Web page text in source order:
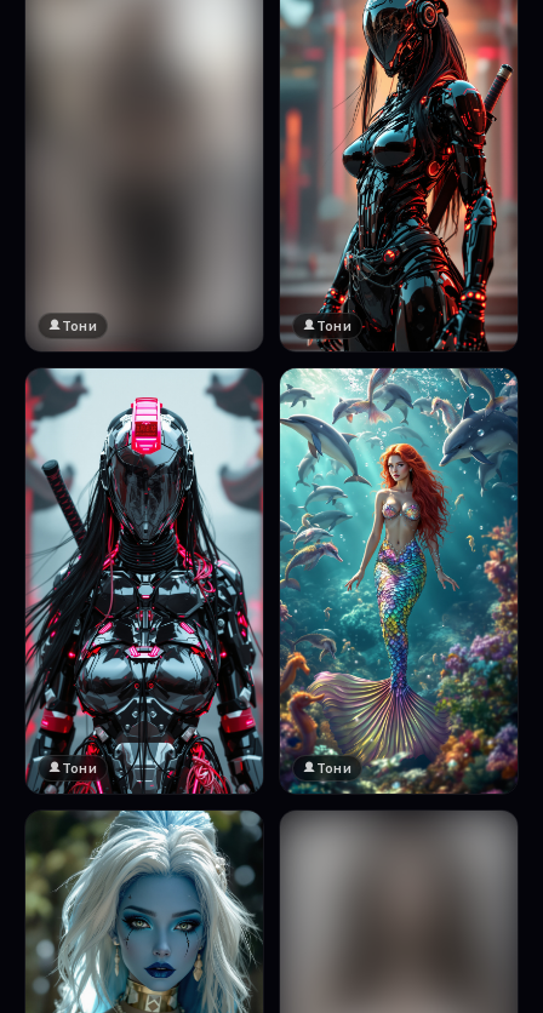
🔞 18+
Натисни за преглед
Тони Тони
Тони Тони